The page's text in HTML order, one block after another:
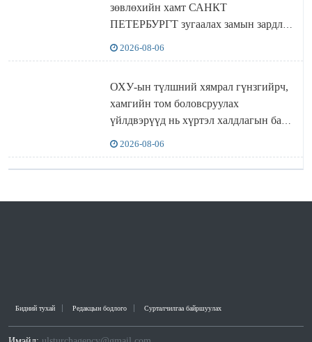
зөвлөхийн хамт САНКТ
ПЕТЕРБУРГТ зугаалах замын зардлаа
2026-08-06
ОХУ-ын түлшний хямрал гүнзгийрч,
хамгийн том боловсруулах
үйлдвэрүүд нь хүртэл халдлагын бай
2026-08-06
Бидний тухай Редакцын бодлого Сурталчилгаа байршуулах